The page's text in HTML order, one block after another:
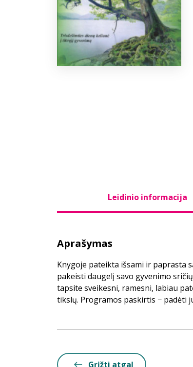
Leidinio informacija
Aprašymas
Knygoje pateikta išsami ir paprasta
pakeisti daugelį savo gyvenimo
tapsite sveikesni, ramesni, labiau
tikslų. Programos paskirtis − padėti
Grįžti atgal